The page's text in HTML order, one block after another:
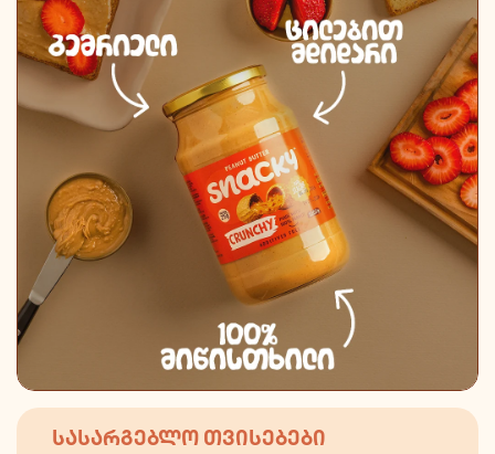
ᲡᲐᲡᲐᲠᲒᲔᲑᲚᲝ ᲗᲕᲘᲡᲔᲑᲔᲑᲘ